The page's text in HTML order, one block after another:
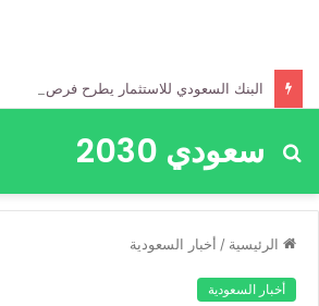
سعودي 2030
بحث
الرئيسية / أخبار السعودية
أخبار السعودية